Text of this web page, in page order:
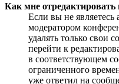
Как мне отредактировать
Если вы не
модератором
удалять только свои
перейти к
в соответствующем
ограниченного
уже ответил на